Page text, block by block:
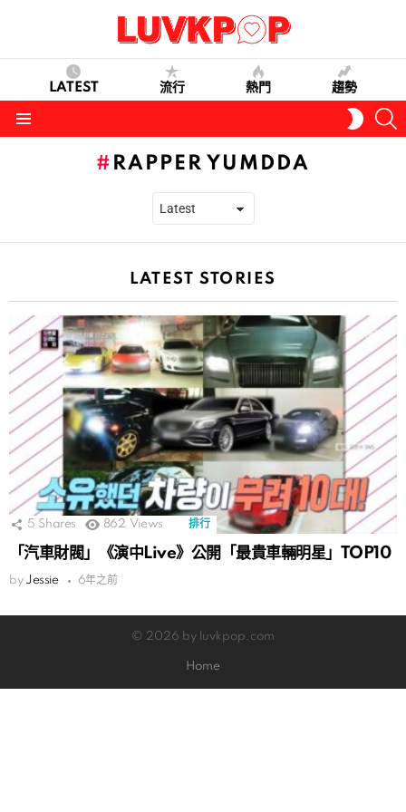
LATEST 流行 熱門 趨勢
SKIN
RAPPER YUMDDA
LATEST STORIES
5 Shares 862 Views 排行
「汽車財閥」《演中Live》公開「最貴車輛明星」TOP10
by Jessie 6年之前
© 2026 by luvkpop.com
Home